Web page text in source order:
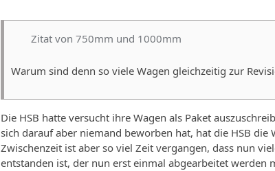
Zitat von 750mm und 1000mm
Warum sind denn so viele Wagen gleichzeitig zur
Die HSB hatte versucht ihre Wagen als Paket
sich darauf aber niemand beworben hat, hat die HSB
Zwischenzeit ist aber so viel Zeit vergangen, dass nun
entstanden ist, der nun erst einmal abgearbeitet werden